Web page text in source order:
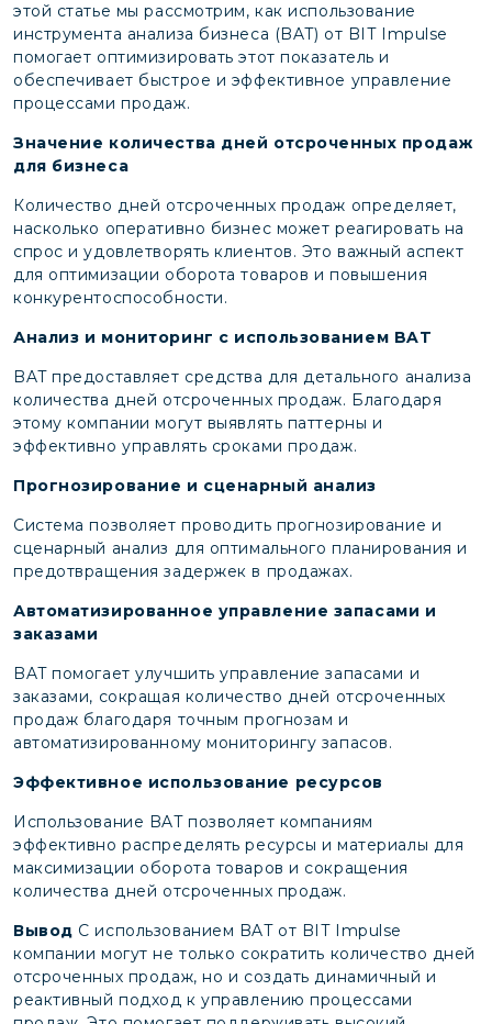
этой статье мы рассмотрим, как использование
инструмента анализа бизнеса (BAT) от BIT Impulse
помогает оптимизировать этот показатель и
обеспечивает быстрое и эффективное управление
процессами продаж.
Значение количества дней отсроченных продаж
для бизнеса
Количество дней отсроченных продаж определяет,
насколько оперативно бизнес может реагировать на
спрос и удовлетворять клиентов. Это важный аспект
для оптимизации оборота товаров и повышения
конкурентоспособности.
Анализ и мониторинг с использованием BAT
BAT предоставляет средства для детального анализа
количества дней отсроченных продаж. Благодаря
этому компании могут выявлять паттерны и
эффективно управлять сроками продаж.
Прогнозирование и сценарный анализ
Система позволяет проводить прогнозирование и
сценарный анализ для оптимального планирования и
предотвращения задержек в продажах.
Автоматизированное управление запасами и
заказами
BAT помогает улучшить управление запасами и
заказами, сокращая количество дней отсроченных
продаж благодаря точным прогнозам и
автоматизированному мониторингу запасов.
Эффективное использование ресурсов
Использование BAT позволяет компаниям
эффективно распределять ресурсы и материалы для
максимизации оборота товаров и сокращения
количества дней отсроченных продаж.
Вывод С использованием BAT от BIT Impulse
компании могут не только сократить количество дней
отсроченных продаж, но и создать динамичный и
реактивный подход к управлению процессами